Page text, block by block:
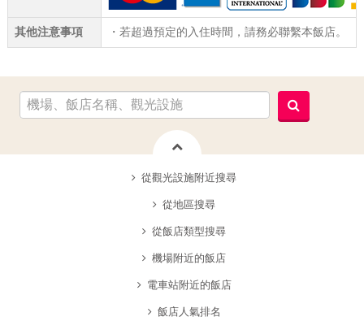
其他注意事項 ・若超過預定的入住時間，請務必聯繫本飯店。
從觀光設施附近搜尋
從地區搜尋
從飯店類型搜尋
機場附近的飯店
電車站附近的飯店
飯店人氣排名